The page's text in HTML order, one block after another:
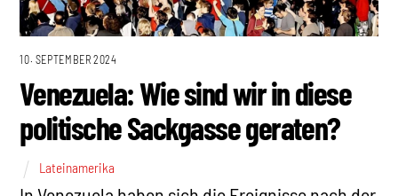
10. SEPTEMBER 2024
Venezuela: Wie sind wir in diese
politische Sackgasse geraten?
Lateinamerika